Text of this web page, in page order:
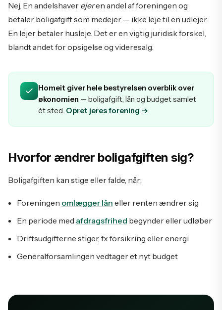
Nej. En andelshaver ejeren andel af foreningen og
betaler boligafgift som medejer — ikke leje til en udlejer.
En lejer betaler husleje. Det er en vigtig juridisk forskel,
blandt andet for opsigelse og videresalg.
Homeit giver hele bestyrelsen overblik over
økonomien — boligafgift, lån og budget samlet
ét sted. Opret jeres forening →
Hvorfor ændrer boligafgiften sig?
Boligafgiften kan stige eller falde, når:
Foreningen omlægger lån eller renten ændrer sig
En periode med afdragsfrihed begynder eller udløber
Driftsudgifterne stiger, fx forsikring eller energi
Generalforsamlingen vedtager et nyt budget